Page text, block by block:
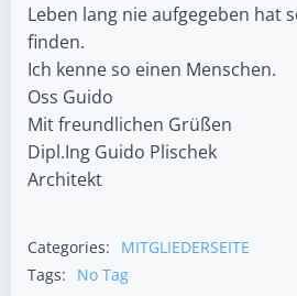
Leben lang nie aufgegeben hat
finden.
Ich kenne so einen Menschen.
Oss Guido
Mit freundlichen Grüßen
Dipl.Ing Guido Plischek
Architekt
Categories:
MITGLIEDERSEITE
Tags:
No Tag